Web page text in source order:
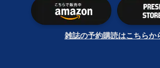
雑誌の予約購読はこちらか